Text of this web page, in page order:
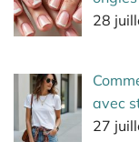
28
avec
27